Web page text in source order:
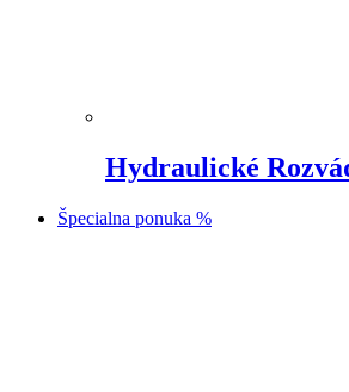
Hydraulické
Špecialna ponuka %